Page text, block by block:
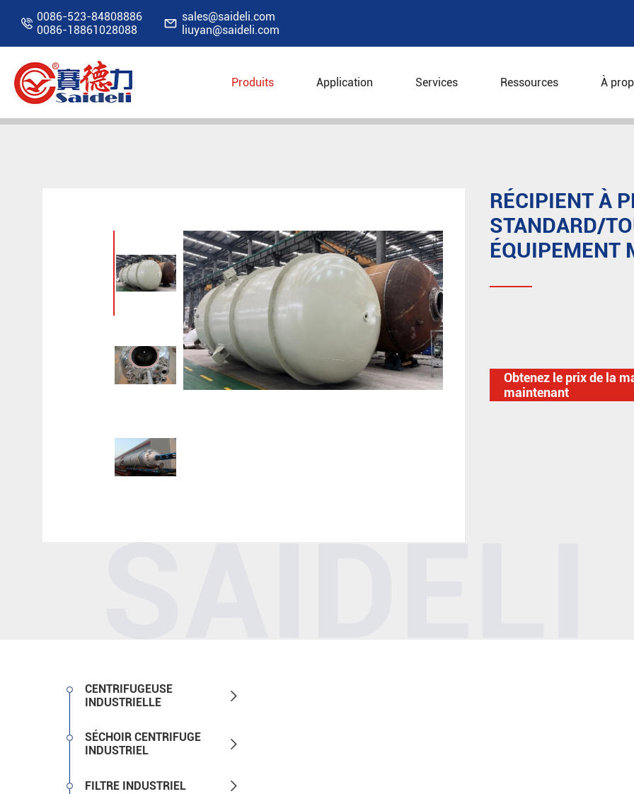
 0086-523-84808886
0086-18861028088
 sales@saideli.com
liuyan@saideli.com
Produits Application Services Ressources À
Accueil Produits
RÉCIPIENT À
STANDARD/
ÉQUIPEMENT
Obtenez le prix de la
maintenant
CENTRIFUGEUSE
INDUSTRIELLE

SÉCHOIR CENTRIFUGE
INDUSTRIEL

FILTRE INDUSTRIEL 